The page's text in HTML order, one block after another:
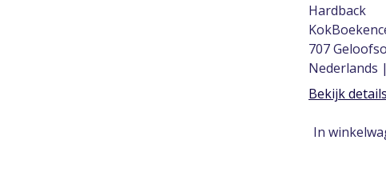
Hardback
707
Nederlands
Bekijk details
In